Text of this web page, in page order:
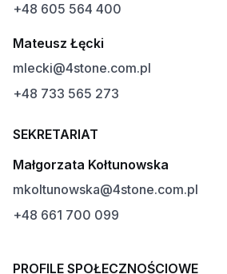
+48 605 564 400
Mateusz Łęcki
mlecki@4stone.com.pl
+48 733 565 273
SEKRETARIAT
Małgorzata Kołtunowska
mkoltunowska@4stone.com.pl
+48 661 700 099
PROFILE SPOŁECZNOŚCIOWE